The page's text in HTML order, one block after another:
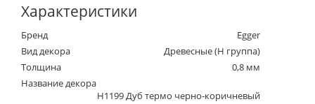
Характеристики
Бренд
Egger
Вид декора
Древесные (Н группа)
Толщина
0,8 мм
Название декора
H1199 Дуб термо черно-коричневый